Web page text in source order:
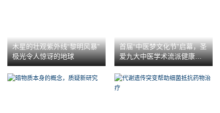
木星的壮观紫外线“黎明风暴”
极光令人惊讶的地球
首届“中医梦文化节”启幕，圣
爱九大中医学术流派健康大
礼等您领